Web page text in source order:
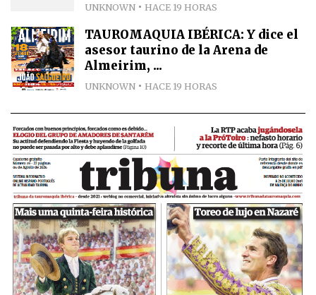
UNKNOWN HACE 19 HORAS
TAUROMAQUIA IBÉRICA: Y dice el
asesor taurino de la Arena de
Almeirim, ...
UNKNOWN HACE 19 HORAS